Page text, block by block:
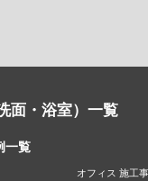
面・浴室）一覧
一覧
オフィス 施工